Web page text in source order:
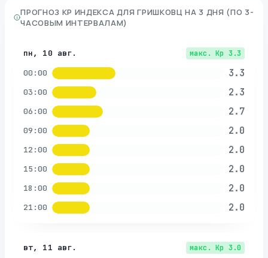
ПРОГНОЗ KP ИНДЕКСА ДЛЯ ГРИШКОВЦ НА 3 ДНЯ (ПО 3-
ЧАСОВЫМ ИНТЕРВАЛАМ)
пн, 10 авг. макс. Kp 3.3
00:00 3.3
03:00 2.3
06:00 2.7
09:00 2.0
12:00 2.0
15:00 2.0
18:00 2.0
21:00 2.0
вт, 11 авг. макс. Kp 3.0